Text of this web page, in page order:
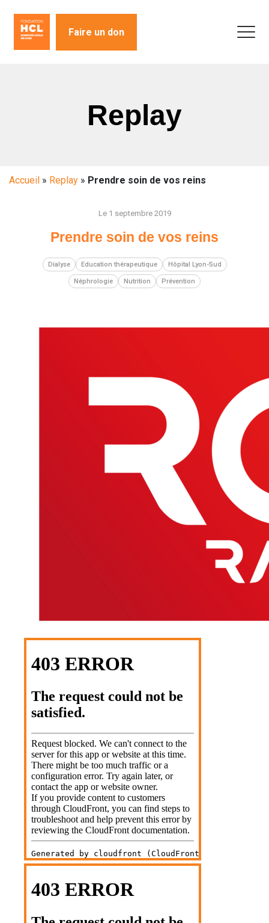
Faire un don
Replay
Accueil » Replay » Prendre soin de vos reins
Le 1 septembre 2019
Prendre soin de vos reins
Dialyse Education thérapeutique Hôpital Lyon-Sud
Néphrologie Nutrition Prévention